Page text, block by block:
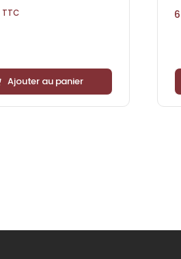
TTC
Ajouter au panier